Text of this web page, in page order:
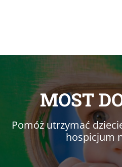
MOST
Pomóż utrzymać
hospicjum